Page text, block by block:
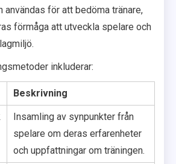
användas för att bedöma tränare,
förmåga att utveckla spelare och
inkluderar:
Beskrivning
Insamling av synpunkter från
spelare om deras erfarenheter
och uppfattningar om träningen.